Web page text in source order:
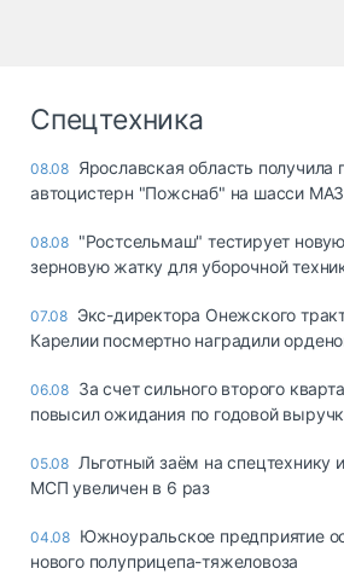
Спецтехника
08.08 Ярославская область получила
автоцистерн "Пожснаб" на шасси МАЗ
08.08 "Ростсельмаш" тестирует
зерновую жатку для уборочной
07.08 Экс-директора Онежского
Карелии посмертно наградили
06.08 За счет сильного второго
повысил ожидания по годовой
05.08 Льготный заём на спецтехнику
МСП увеличен в 6 раз
04.08 Южноуральское предприятие
нового полуприцепа-тяжеловоза